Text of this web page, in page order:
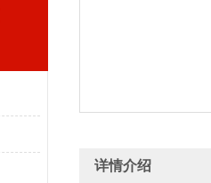
详情介绍